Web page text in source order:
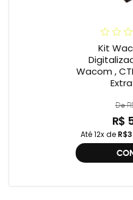
Kit
Wacom ,
Extra
De
R$
Até 12x de